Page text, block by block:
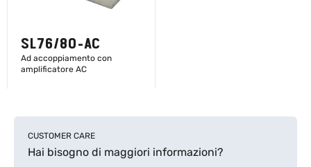
SL76/80-AC
Ad accoppiamento con
amplificatore AC
SCOPRI DI PIÙ
CUSTOMER CARE
Hai bisogno di maggiori informazioni?